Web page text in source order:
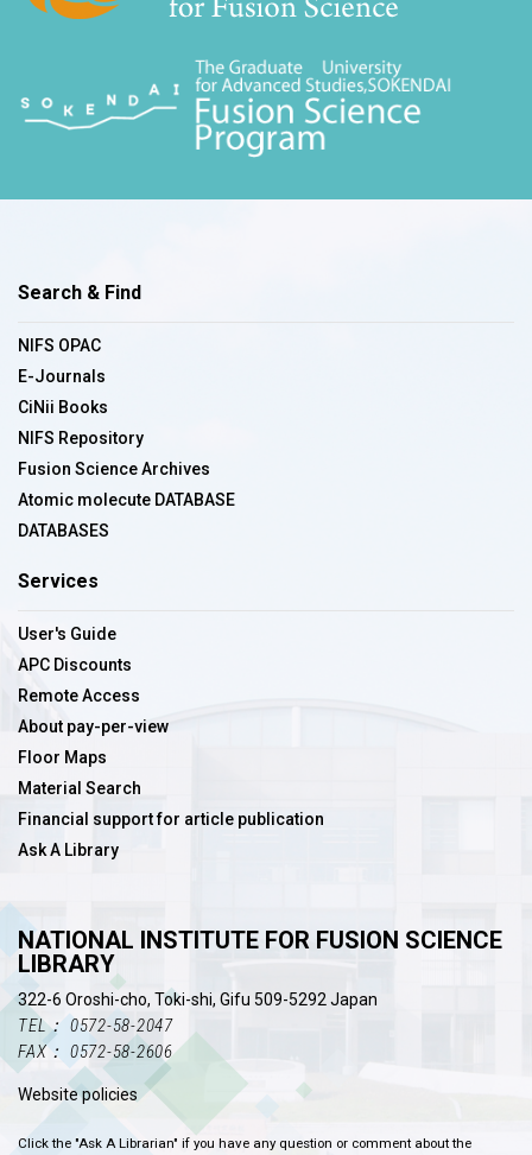
Search & Find
NIFS OPAC
E-Journals
CiNii Books
NIFS Repository
Fusion Science Archives
Atomic molecute DATABASE
DATABASES
Services
User's Guide
APC Discounts
Remote Access
About pay-per-view
Floor Maps
Material Search
Financial support for article publication
Ask A Library
NATIONAL INSTITUTE FOR FUSION SCIENCE
LIBRARY
322-6 Oroshi-cho, Toki-shi, Gifu 509-5292 Japan
TEL： 0572-58-2047
FAX： 0572-58-2606
Website policies
Click the "Ask A Librarian" if you have any question or comment about the